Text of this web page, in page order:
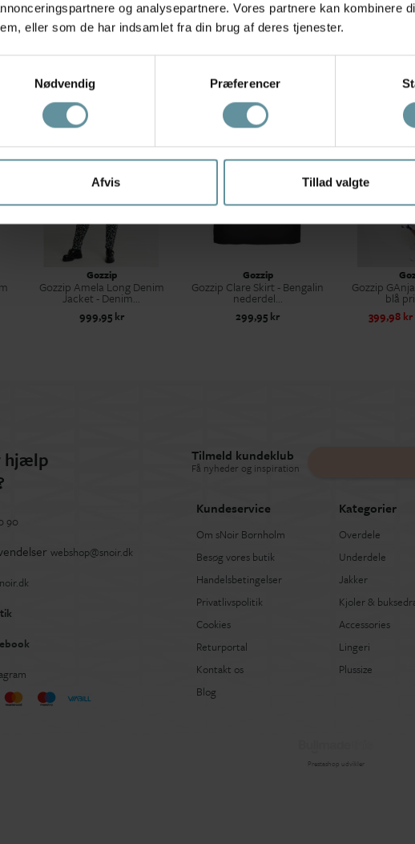
og analysepartnere. Vores partnere kan kombinere
eller som de har indsamlet fra din brug af deres tjenester.
Nødvendig
Præferencer
Afvis Tillad valgte
Anbefalede produkter
Produkter med samme
+42
Gozzip
Gozzip Amela Long Denim
Jacket - Denim...
999,95 kr
Gozzip
Gozzip Clare Skirt - Bengalin
nederdel...
299,95 kr
Gozzip
blå
399,98 kr
hjælp
Tilmeld kundeklub
Få nyheder og inspiration
90
webshop@snoir.dk
Kundeservice
Om sNoir Bornholm
Besøg vores butik
Handelsbetingelser
Privatlivspolitik
Cookies
Returportal
Kontakt os
Blog
Kategorier
Overdele
Underdele
Jakker
Kjoler &
Accessories
Lingeri
Plussize
Prestashop udvikler